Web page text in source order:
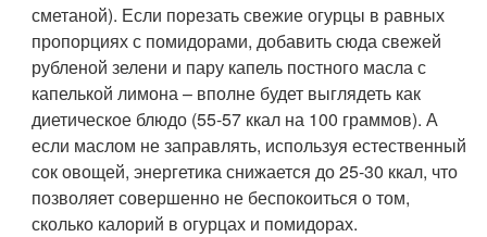
сметаной). Если порезать свежие огурцы в равных
пропорциях с помидорами, добавить сюда свежей
рубленой зелени и пару капель постного масла с
капелькой лимона – вполне будет выглядеть как
диетическое блюдо (55-57 ккал на 100 граммов). А
если маслом не заправлять, используя естественный
сок овощей, энергетика снижается до 25-30 ккал, что
позволяет совершенно не беспокоиться о том,
сколько калорий в огурцах и помидорах.